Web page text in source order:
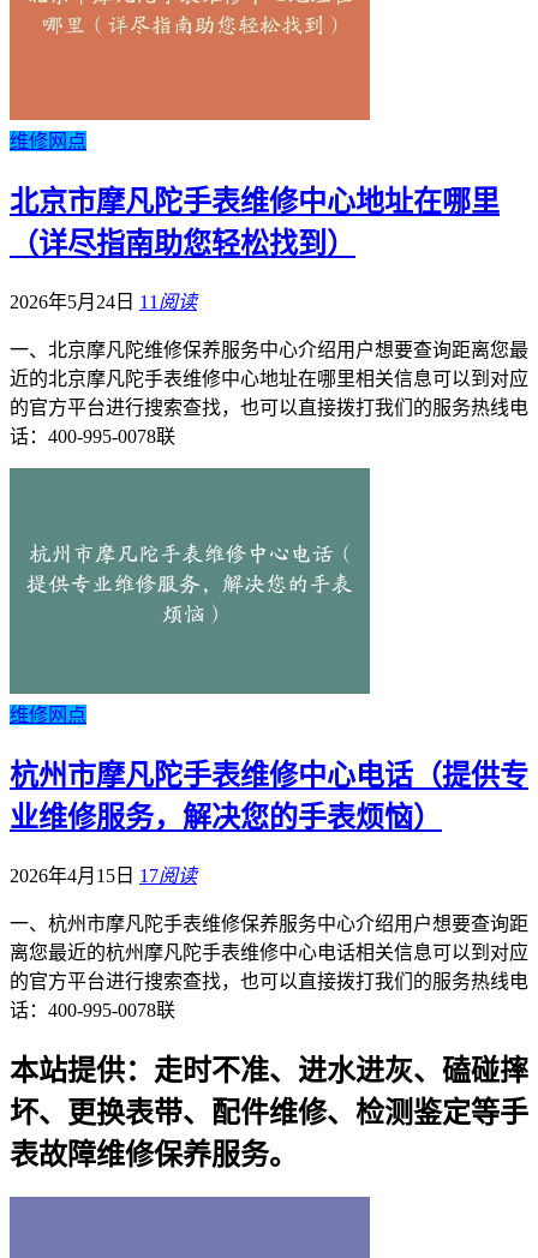
维修网点
北京市摩凡陀手表维修中心地址在哪里
（详尽指南助您轻松找到）
2026年5月24日 11 阅读
一、北京摩凡陀维修保养服务中心介绍用户想要查询距离您最
近的北京摩凡陀手表维修中心地址在哪里相关信息可以到对应
的官方平台进行搜索查找，也可以直接拨打我们的服务热线电
话：400-995-0078联
维修网点
杭州市摩凡陀手表维修中心电话（提供专
业维修服务，解决您的手表烦恼）
2026年4月15日 17阅读
一、杭州市摩凡陀手表维修保养服务中心介绍用户想要查询距
离您最近的杭州摩凡陀手表维修中心电话相关信息可以到对应
的官方平台进行搜索查找，也可以直接拨打我们的服务热线电
话：400-995-0078联
本站提供：走时不准、进水进灰、磕碰摔
坏、更换表带、配件维修、检测鉴定等手
表故障维修保养服务。